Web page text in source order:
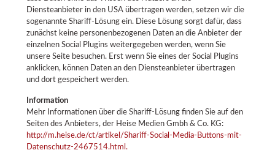
Diensteanbieter in den USA übertragen werden, setzen wir die
sogenannte Shariff-Lösung ein. Diese Lösung sorgt dafür, dass
zunächst keine personenbezogenen Daten an die Anbieter der
einzelnen Social Plugins weitergegeben werden, wenn Sie
unsere Seite besuchen. Erst wenn Sie eines der Social Plugins
anklicken, können Daten an den Diensteanbieter übertragen
und dort gespeichert werden.
Information
Mehr Informationen über die Shariff-Lösung finden Sie auf den
Seiten des Anbieters, der Heise Medien Gmbh & Co. KG:
http://m.heise.de/ct/artikel/Shariff-Social-Media-Buttons-mit-
Datenschutz-2467514.html.